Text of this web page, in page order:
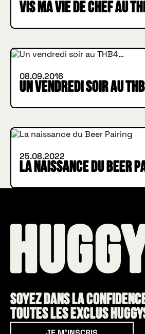
Vis ma vie de chef au
08.09.2016
Un vendredi soir au
HOW I MET YOUR BURGER
25.08.2022
La naissance du Beer
Soyez dans la
toutes les exclus
Je m'inscris